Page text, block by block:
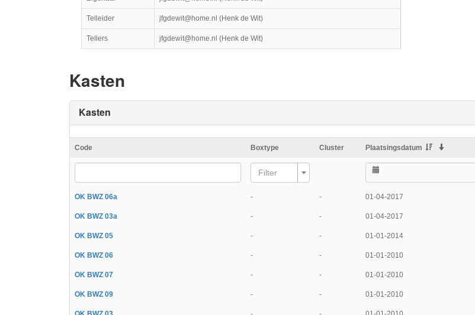
Telleider jfgdewit@home.nl (Henk de Wit)
Tellers jfgdewit@home.nl (Henk de Wit)
Kasten
Kasten
Code Boxtype Cluster Plaatsingsdatum
Filter
OK BWZ 06a - - 01-04-2017
OK BWZ 03a - - 01-04-2017
OK BWZ 05 - - 01-01-2014
OK BWZ 06 - - 01-01-2010
OK BWZ 07 - - 01-01-2010
OK BWZ 09 - - 01-01-2010